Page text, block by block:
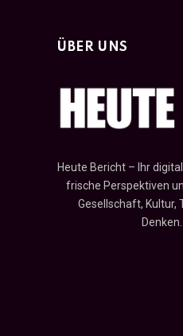
ÜBER UNS
Heute Bericht – Ihr
frische Perspektiven
Gesellschaft, Kultur,